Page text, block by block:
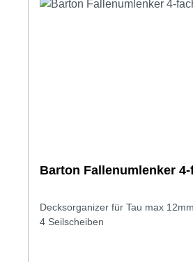
Barton Fallenumlenker 4-
Decksorganizer für Tau max 12mm
4 Seilscheiben